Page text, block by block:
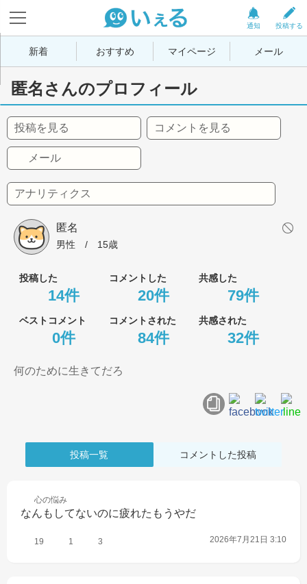
投稿する
通知
新着 おすすめ マイページ メール
匿名さんのプロフィール
投稿を見る コメントを見る
メール
アナリティクス
匿名
男性 / 15歳
投稿した コメントした 共感した
14件 20件 79件
ベストコメント コメントされた 共感された
0件 84件 32件
何のために生きてだろ
投稿一覧 コメントした投稿
心の悩み
なんもしてないのに疲れたもうやだ
19 1 3 2026年7月21日 3:10